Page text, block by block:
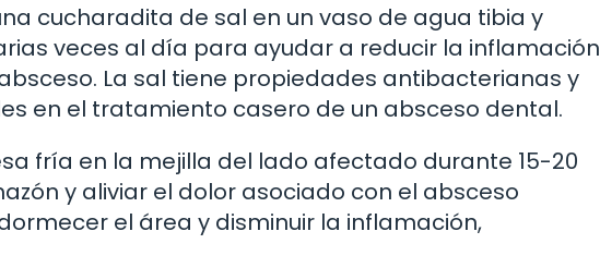
cucharadita de sal en un vaso de agua tibia y
veces al día para ayudar a reducir la inflamación
La sal tiene propiedades antibacterianas y
en el tratamiento casero de un absceso dental.
fría en la mejilla del lado afectado durante 15-20
y aliviar el dolor asociado con el absceso
el área y disminuir la inflamación,